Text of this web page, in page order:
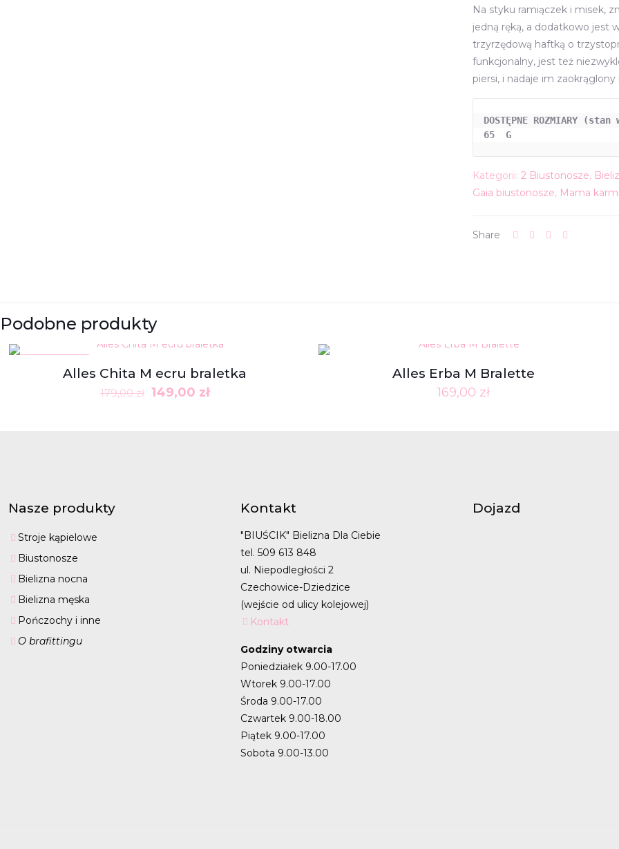
Na styku ramiączek i misek,
jedną ręką, a dodatkowo jest
trzyrzędową haftką o
funkcjonalny, jest też
piersi, i nadaje im zaokrąglony
DOSTĘPNE ROZMIARY
65  G
Kategorii: 2 Biustonosze,
Gaia biustonosze, Mama
Share
Podobne produkty
Alles Chita M ecru braletka
179,00zł Pierwotna
149,00 złAktualna
Alles Erba M Bralette
169,00 zł
Nasze produkty
Stroje kąpielowe
Biustonosze
Bielizna nocna
Bielizna męska
Pończochy i inne
O brafittingu
Kontakt
"BIUŚCIK" Bielizna Dla Ciebie
tel. 509 613 848
ul. Niepodległości 2
Czechowice-Dziedzice
(wejście od ulicy kolejowej)
Kontakt
Godziny otwarcia
Poniedziałek 9.00-17.00
Wtorek 9.00-17.00
Środa 9.00-17.00
Czwartek 9.00-18.00
Piątek 9.00-17.00
Sobota 9.00-13.00
Dojazd